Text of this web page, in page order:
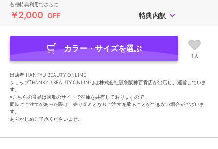
各種特典利用でさらに
￥2,000 OFF 特典内訳
カラー・サイズを選ぶ
1人
出店者:HANKYU BEAUTY ONLINE
ショップ｢HANKYU BEAUTY ONLINE｣は株式会社阪急阪神百貨店が出店し、運営していま
す。
※こちらの商品は複数のサイトで在庫を共有しておりますので、
同時にご注文があった際は、売り切れとなりご注文を承ることができない場合がございま
す。
あらかじめご了承くださいませ。